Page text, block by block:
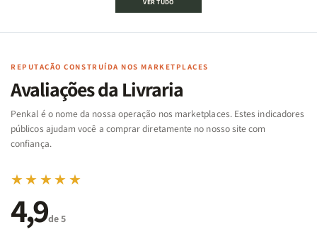
Cartas
Famílias
Bíblia
-
Penkal
Cartas
Famílias
da
Bíblia
-
Penkal
|
de
|
REPUTAÇÃO CONSTRUÍDA NOS MARKETPLACES
Avaliações da Livraria
Penkal é o nome da nossa operação nos marketplaces. Estes indicadores
públicos ajudam você a comprar diretamente no nosso site com
confiança.
★★★★★
4,9de 5